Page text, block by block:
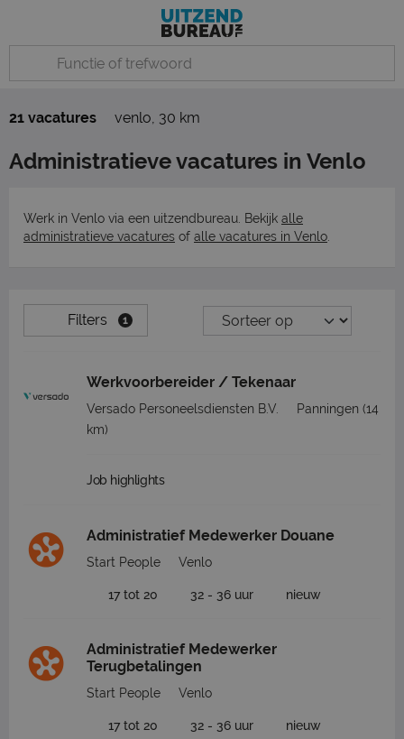
21 vacatures venlo, 30 km
Administratieve vacatures in Venlo
Werk in Venlo via een uitzendbureau. Bekijk alle
administratieve vacatures of alle vacatures in Venlo
Filters 1
Werkvoorbereider / Tekenaar
Versado Personeelsdiensten B.V. Panningen (14
km)
Job highlights
Administratief Medewerker Douane
Start People Venlo
17 tot 20 32 - 36 uur nieuw
Administratief Medewerker
Terugbetalingen
Start People Venlo
17 tot 20 32 - 36 uur nieuw